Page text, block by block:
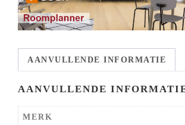
AANVULLENDE INFORMATIE
AANVULLENDE
MERK